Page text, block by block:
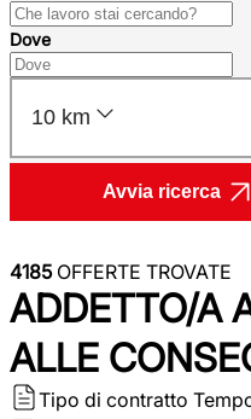
Dove
10 km
Avvia ricerca
4185OFFERTE TROVATE
ADDETTO/A
ALLE
Tipo di contratto